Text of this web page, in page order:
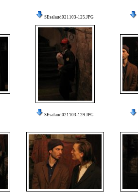
SEsalaud021103-125.JPG
SEsalaud021103-129.JPG